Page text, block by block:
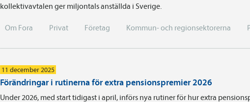
kollektivavtalen ger miljontals anställda i Sverige.
Om Fora Privat Företag Kommun- och regionsektorerna
11 december 2025
Förändringar i rutinerna för extra pensionspremier 2026
Under 2026, med start tidigast i april, införs nya rutiner för hur extra